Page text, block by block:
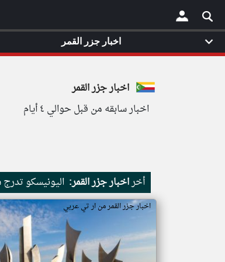
×
اخبار جزر القمر
اخبار سابقه من قبل حوالي ٤ أيام
أخراخبار جزر القمر: اليونيسكو
اخبار جزر القمر من ار تي عربي
اخبار جزر القمر